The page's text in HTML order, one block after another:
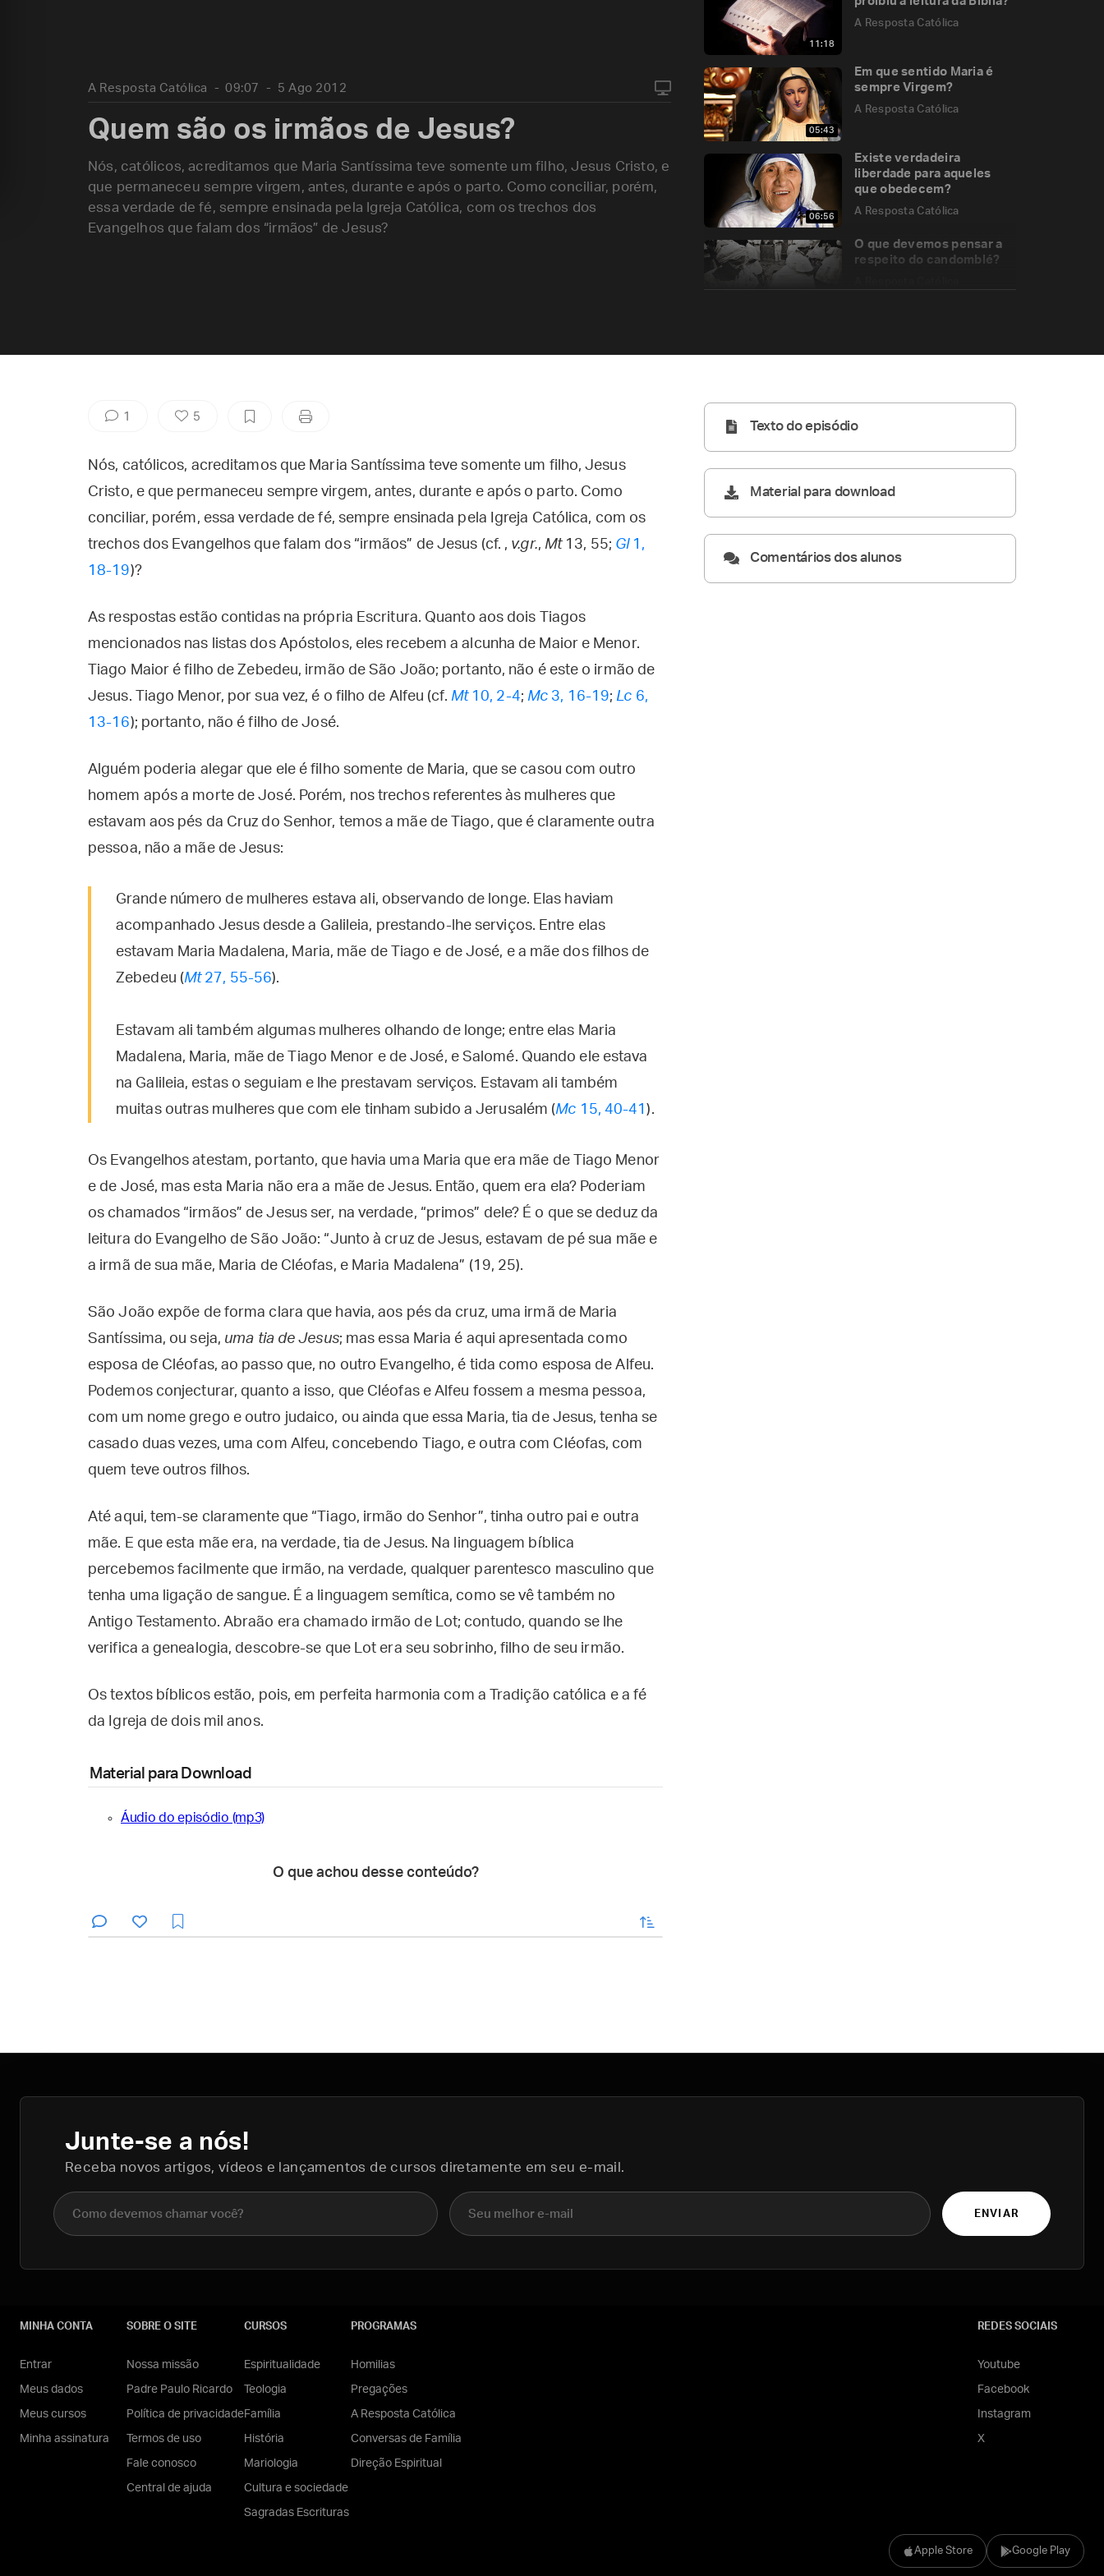
11:18
A Resposta Católica
05:43
Em que sentido Maria é
sempre Virgem?
A Resposta Católica
06:56
Existe verdadeira
liberdade para aqueles
que obedecem?
A Resposta Católica
O que devemos pensar a
respeito do candomblé?
A Resposta Católica 09:07 5 Ago 2012
Quem são os irmãos de Jesus?
Nós, católicos, acreditamos que Maria Santíssima teve somente um filho, Jesus Cristo, e
que permaneceu sempre virgem, antes, durante e após o parto. Como conciliar, porém,
essa verdade de fé, sempre ensinada pela Igreja Católica, com os trechos dos
Evangelhos que falam dos “irmãos” de Jesus?
1 5
Nós, católicos, acreditamos que Maria Santíssima teve somente um filho, Jesus
Cristo, e que permaneceu sempre virgem, antes, durante e após o parto. Como
conciliar, porém, essa verdade de fé, sempre ensinada pela Igreja Católica, com os
trechos dos Evangelhos que falam dos “irmãos” de Jesus (cf. , v.gr., Mt13, 55; Gl1,
18-19)?
As respostas estão contidas na própria Escritura. Quanto aos dois Tiagos
mencionados nas listas dos Apóstolos, eles recebem a alcunha de Maior e Menor.
Tiago Maior é filho de Zebedeu, irmão de São João; portanto, não é este o irmão de
Jesus. Tiago Menor, por sua vez, é o filho de Alfeu (cf. Mt10, 2-4; Mc 3, 16-19;Lc 6,
13-16); portanto, não é filho de José.
Alguém poderia alegar que ele é filho somente de Maria, que se casou com outro
homem após a morte de José. Porém, nos trechos referentes às mulheres que
estavam aos pés da Cruz do Senhor, temos a mãe de Tiago, que é claramente outra
pessoa, não a mãe de Jesus:
Grande número de mulheres estava ali, observando de longe. Elas haviam
acompanhado Jesus desde a Galileia, prestando-lhe serviços. Entre elas
estavam Maria Madalena, Maria, mãe de Tiago e de José, e a mãe dos filhos de
Zebedeu (Mt27, 55-56).
Estavam ali também algumas mulheres olhando de longe; entre elas Maria
Madalena, Maria, mãe de Tiago Menor e de José, e Salomé. Quando ele estava
na Galileia, estas o seguiam e lhe prestavam serviços. Estavam ali também
muitas outras mulheres que com ele tinham subido a Jerusalém (Mc 15, 40-41 ).
Os Evangelhos atestam, portanto, que havia uma Maria que era mãe de Tiago Menor
e de José, mas esta Maria não era a mãe de Jesus. Então, quem era ela? Poderiam
os chamados “irmãos” de Jesus ser, na verdade, “primos” dele? É o que se deduz da
leitura do Evangelho de São João: “Junto à cruz de Jesus, estavam de pé sua mãe e
a irmã de sua mãe, Maria de Cléofas, e Maria Madalena” (19, 25).
São João expõe de forma clara que havia, aos pés da cruz, uma irmã de Maria
Santíssima, ou seja, uma tia de Jesus; mas essa Maria é aqui apresentada como
esposa de Cléofas, ao passo que, no outro Evangelho, é tida como esposa de Alfeu.
Podemos conjecturar, quanto a isso, que Cléofas e Alfeu fossem a mesma pessoa,
com um nome grego e outro judaico, ou ainda que essa Maria, tia de Jesus, tenha se
casado duas vezes, uma com Alfeu, concebendo Tiago, e outra com Cléofas, com
quem teve outros filhos.
Até aqui, tem-se claramente que “Tiago, irmão do Senhor”, tinha outro pai e outra
mãe. E que esta mãe era, na verdade, tia de Jesus. Na linguagem bíblica
percebemos facilmente que irmão, na verdade, qualquer parentesco masculino que
tenha uma ligação de sangue. É a linguagem semítica, como se vê também no
Antigo Testamento. Abraão era chamado irmão de Lot; contudo, quando se lhe
verifica a genealogia, descobre-se que Lot era seu sobrinho, filho de seu irmão.
Os textos bíblicos estão, pois, em perfeita harmonia com a Tradição católica e a fé
da Igreja de dois mil anos.
Material para Download
Áudio do episódio (mp3)
O que achou desse conteúdo?
enviar
Texto do episódio
Material para download
Comentários dos alunos
Junte-se a nós!
Receba novos artigos, vídeos e lançamentos de cursos diretamente em seu e-mail.
Nome completo E-mail
ENVIAR
Apple Store Google Play
MINHA CONTA
Entrar
Meus dados
Meus cursos
Minha assinatura
SOBRE O SITE
Nossa missão
Padre Paulo Ricardo
Política de privacidade
Termos de uso
Fale conosco
Central de ajuda
CURSOS
Espiritualidade
Teologia
Família
História
Mariologia
Cultura e sociedade
Sagradas Escrituras
PROGRAMAS
Homilias
Pregações
A Resposta Católica
Conversas de Família
Direção Espiritual
REDES SOCIAIS
Youtube
Facebook
Instagram
X